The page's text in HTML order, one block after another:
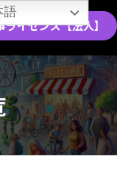
ライセンス【法人】
語